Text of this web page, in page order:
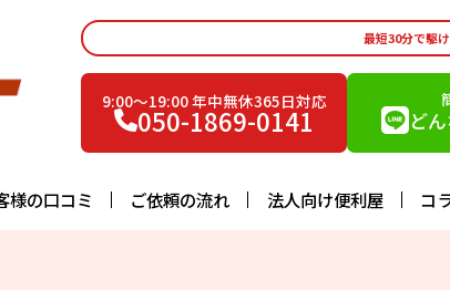
最短30分で駆
9:00〜19:00 年中無休365日対応
050-1869-0141 ど
様の口コミ ご依頼の流れ 法人向け便利屋 コ